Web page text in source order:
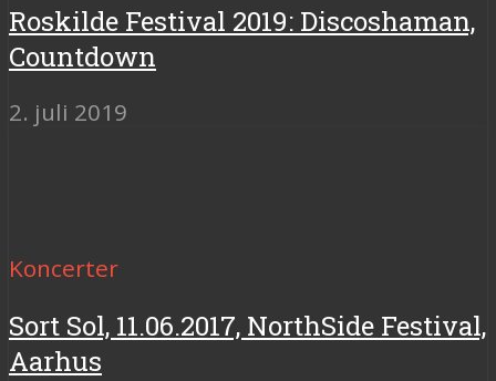
Roskilde Festival 2019: Discoshaman,
Countdown
2. juli 2019
Koncerter
Sort Sol, 11.06.2017, NorthSide Festival,
Aarhus